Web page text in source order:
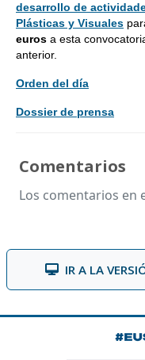
desarrollo de
Plásticas y Visuales
euros a esta
anterior.
Orden del día
Dossier de prensa
Comentarios
Los comentarios en
IR A LA